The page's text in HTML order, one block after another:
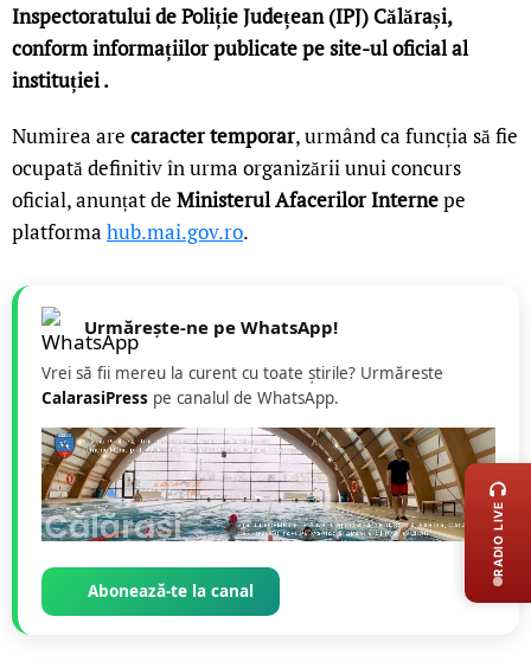
Inspectoratului de Poliție Județean (IPJ) Călărași,
conform informațiilor publicate pe site-ul oficial al
instituției.
Numirea are caracter temporar, urmând ca funcția să fie
ocupată definitiv în urma organizării unui concurs
oficial, anunțat de Ministerul Afacerilor Internepe
platforma hub.mai.gov.ro.
Urmărește-ne pe WhatsApp!
Vrei să fii mereu la curent cu toate știrile? Urmăreste
CalarasiPress pe canalul de WhatsApp.
Abonează-te la canal
LIVE
RADIO LIVE